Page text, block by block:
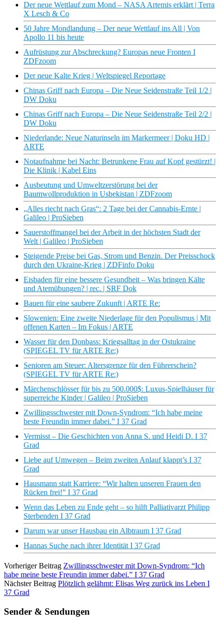
Der neue Wettlauf zum Mond – NASA Artemis erklärt | Terra
X Lesch & Co
50 Jahre Mondlandung – Der neue Wettlauf ins All | Von
Apollo 11 bis heute
Aufrüstung zur Abschreckung? Europas neue Fronten I
ZDFzoom
Der neue Kalte Krieg | Weltspiegel Reportage
Chinas Griff nach Europa – Die Neue Seidenstraße Teil 1/2 |
DW Doku
Chinas Griff nach Europa – Die Neue Seidenstraße Teil 2/2 |
DW Doku
Niederlande: Neue Naturinseln im Markermeer | Doku HD |
ARTE
Notaufnahme bei Nacht: Betrunkene Frau auf Kopf gestürzt! |
Die Klinik | Kabel Eins
Ausbeutung und Umweltzerstörung bei der
Baumwollproduktion in Usbekistan | ZDFzoom
„Alles riecht nach Gras“: 2 Tage bei der Cannabis-Ernte |
Galileo | ProSieben
Sauerstoffmangel bei der Arbeit in der höchsten Stadt der
Welt | Galileo | ProSieben
Steigende Preise bei Gas, Strom und Benzin. Der Preisschock
durch den Ukraine-Krieg | ZDFinfo Doku
Eisbaden für eine bessere Gesundheit – Was bringen Kälte
und Atemübungen? | rec. | SRF Dok
Bauen für eine saubere Zukunft | ARTE Re:
Slowenien: Eine zweite Niederlage für den Populismus | Mit
offenen Karten – Im Fokus | ARTE
Wasser für den Donbass: Kriegsalltag in der Ostukraine
(SPIEGEL TV für ARTE Re:)
Senioren am Steuer: Altersgrenze für den Führerschein?
(SPIEGEL TV für ARTE Re:)
Märchenschlösser für bis zu 500.000$: Luxus-Spielhäuser für
superreiche Kinder | Galileo | ProSieben
Zwillingsschwester mit Down-Syndrom: “Ich habe meine
beste Freundin immer dabei.” I 37 Grad
Vermisst – Die Geschichten von Anna S. und Heidi D. I 37
Grad
Liebe auf Umwegen – Beim zweiten Anlauf klappt’s I 37
Grad
Hausmann statt Karriere: “Wir halten unseren Frauen den
Rücken frei!” I 37 Grad
Wenn das Leben zu Ende geht – so hilft Palliativarzt Philipp
Sterbenden I 37 Grad
Darum war unser Hausbau ein Albtraum I 37 Grad
Hannas Suche nach ihrer Identität I 37 Grad
Vorheriger Beitrag Zwillingsschwester mit Down-Syndrom: “Ich
habe meine beste Freundin immer dabei.” I 37 Grad
Nächster Beitrag Plötzlich gelähmt: Elisas Weg zurück ins Leben I
37 Grad
Sender & Sendungen